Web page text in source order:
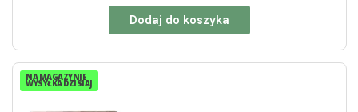
Dodaj do koszyka
NA MAGAZYNIE
WYSYŁKA DZISIAJ